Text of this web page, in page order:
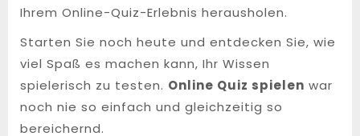
Ihrem Online-Quiz-Erlebnis herausholen.
Starten Sie noch heute und entdecken Sie, wie
viel Spaß es machen kann, Ihr Wissen
spielerisch zu testen. Online Quiz spielen war
noch nie so einfach und gleichzeitig so
bereichernd.